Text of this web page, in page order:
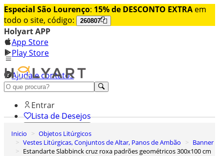
Especial São Lourenço: 15% de DESCONTO EXTRA em
todo o site, código:
260807
Holyart APP
App Store
Play Store
Ajuda e contatos
Conheça premium
Entrar
Lista de Desejos
0
Carrinho de Compras
Inicio
Objetos Litúrgicos
Vestes Litúrgicas, Conjuntos de Altar, Panos de Ambão
Banner
Estandarte Slabbinck cruz roxa padrões geométricos 300x100 cm